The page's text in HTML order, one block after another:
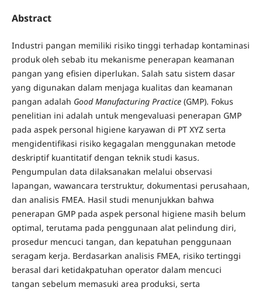
Abstract
Industri pangan memiliki risiko tinggi terhadap kontaminasi
produk oleh sebab itu mekanisme penerapan keamanan
pangan yang efisien diperlukan. Salah satu sistem dasar
yang digunakan dalam menjaga kualitas dan keamanan
pangan adalah Good Manufacturing Practice (GMP). Fokus
penelitian ini adalah untuk mengevaluasi penerapan GMP
pada aspek personal higiene karyawan di PT XYZ serta
mengidentifikasi risiko kegagalan menggunakan metode
deskriptif kuantitatif dengan teknik studi kasus.
Pengumpulan data dilaksanakan melalui observasi
lapangan, wawancara terstruktur, dokumentasi perusahaan,
dan analisis FMEA. Hasil studi menunjukkan bahwa
penerapan GMP pada aspek personal higiene masih belum
optimal, terutama pada penggunaan alat pelindung diri,
prosedur mencuci tangan, dan kepatuhan penggunaan
seragam kerja. Berdasarkan analisis FMEA, risiko tertinggi
berasal dari ketidakpatuhan operator dalam mencuci
tangan sebelum memasuki area produksi, serta